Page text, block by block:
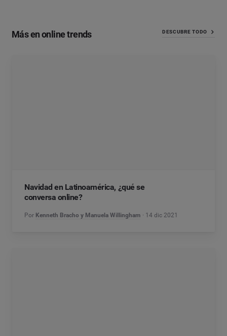
Más en online trends DESCUBRE TODO
Navidad en Latinoamérica, ¿qué se
conversa online?
Por Kenneth Bracho y Manuela Willingham 14 dic 2021